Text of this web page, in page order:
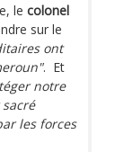
le colonel
sur le
ont
. Et
notre
les forces